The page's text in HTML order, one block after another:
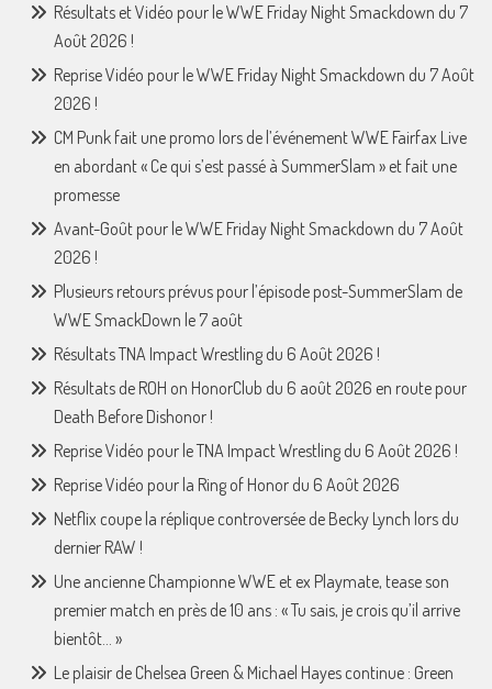
Résultats et Vidéo pour le WWE Friday Night Smackdown du 7
Août 2026 !
Reprise Vidéo pour le WWE Friday Night Smackdown du 7 Août
2026 !
CM Punk fait une promo lors de l’événement WWE Fairfax Live
en abordant « Ce qui s’est passé à SummerSlam » et fait une
promesse
Avant-Goût pour le WWE Friday Night Smackdown du 7 Août
2026 !
Plusieurs retours prévus pour l’épisode post-SummerSlam de
WWE SmackDown le 7 août
Résultats TNA Impact Wrestling du 6 Août 2026 !
Résultats de ROH on HonorClub du 6 août 2026 en route pour
Death Before Dishonor !
Reprise Vidéo pour le TNA Impact Wrestling du 6 Août 2026 !
Reprise Vidéo pour la Ring of Honor du 6 Août 2026
Netflix coupe la réplique controversée de Becky Lynch lors du
dernier RAW !
Une ancienne Championne WWE et ex Playmate, tease son
premier match en près de 10 ans : « Tu sais, je crois qu’il arrive
bientôt… »
Le plaisir de Chelsea Green & Michael Hayes continue : Green